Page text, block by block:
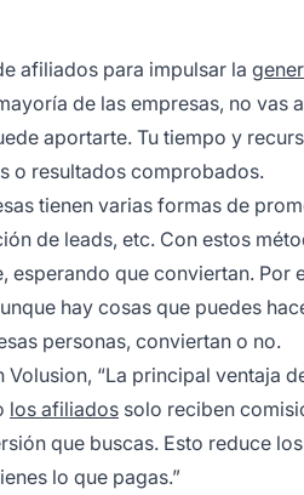
afiliados para impulsar la
de las empresas, no vas
aportarte. Tu tiempo y
o resultados comprobados.
tienen varias formas de
de leads, etc. Con estos
que conviertan. Por
hay cosas que puedes
personas, conviertan o no.
Volusion, “La principal ventaja
los afiliados solo reciben
que buscas. Esto reduce
lo que pagas.”